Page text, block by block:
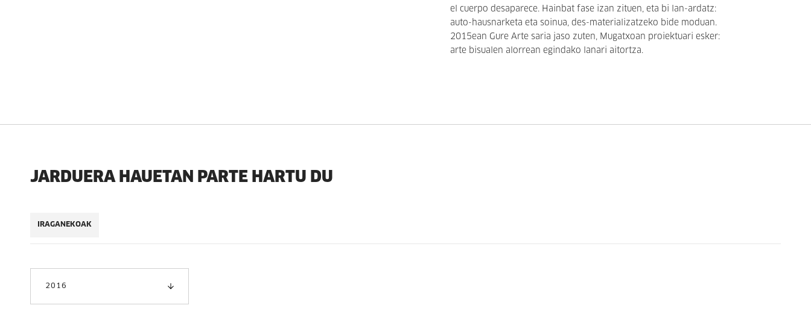
el cuerpo desaparece. Hainbat fase izan zituen, eta bi lan-ardatz:
auto-hausnarketa eta soinua, des-materializatzeko bide moduan.
2015ean Gure Arte saria jaso zuten, Mugatxoan proiektuari esker:
arte bisualen alorrean egindako lanari aitortza.
JARDUERA HAUETAN PARTE HARTU DU
IRAGANEKOAK
2016